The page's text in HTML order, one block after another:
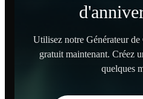
Utilisez notre Générateur
gratuit maintenant. Créez
quelques